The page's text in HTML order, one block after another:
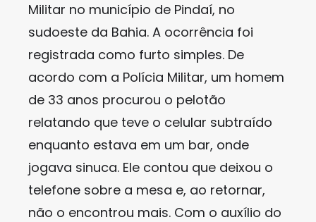
Militar no município de Pindaí, no
sudoeste da Bahia. A ocorrência foi
registrada como furto simples. De
acordo com a Polícia Militar, um homem
de 33 anos procurou o pelotão
relatando que teve o celular subtraído
enquanto estava em um bar, onde
jogava sinuca. Ele contou que deixou o
telefone sobre a mesa e, ao retornar,
não o encontrou mais. Com o auxílio do